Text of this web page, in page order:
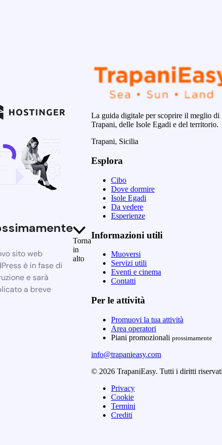
sito web
è in fase di
e sarà
a breve
Torna
in
alto
La guida digitale per scoprire il meglio di
Trapani, delle Isole Egadi e del territorio.
Trapani, Sicilia
Esplora
Cibo
Dove dormire
Isole Egadi
Da vedere
Esperienze
Informazioni utili
Muoversi
Servizi utili
Eventi e cinema
Contatti
Per le attività
Promuovi la tua attività
Area operatori
Piani promozionali prossimamente
info@trapanieasy.com
© 2026 TrapaniEasy. Tutti i diritti
Privacy
Cookie
Termini
Crediti